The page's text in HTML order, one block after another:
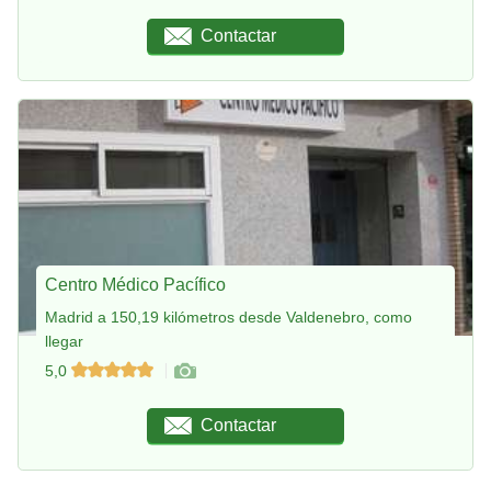
Contactar
Centro Médico Pacífico
Madrid a 150,19 kilómetros desde Valdenebro, como
llegar
5,0
Contactar